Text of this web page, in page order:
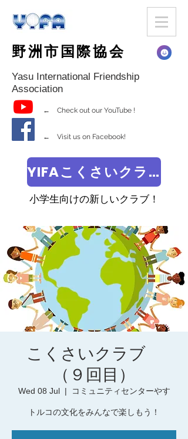
野洲市国際協会
Yasu International Friendship
Association
← Check out our YouTube !
← Visit us on Facebook!
YIFAこくさいクラブ
小学生向けの新しいクラブ！
こくさいクラブ
（９回目）
Wed 08 Jul
  |
コミュニティセンターやす
トルコの文化をみんなで楽しもう！